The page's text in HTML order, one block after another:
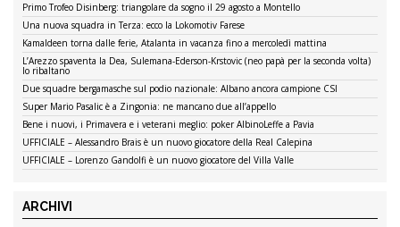
Primo Trofeo Disinberg: triangolare da sogno il 29 agosto a Montello
Una nuova squadra in Terza: ecco la Lokomotiv Farese
Kamaldeen torna dalle ferie, Atalanta in vacanza fino a mercoledì mattina
L’Arezzo spaventa la Dea, Sulemana-Ederson-Krstovic (neo papà per la seconda volta)
lo ribaltano
Due squadre bergamasche sul podio nazionale: Albano ancora campione CSI
Super Mario Pasalic è a Zingonia: ne mancano due all’appello
Bene i nuovi, i Primavera e i veterani meglio: poker AlbinoLeffe a Pavia
UFFICIALE – Alessandro Brais è un nuovo giocatore della Real Calepina
UFFICIALE – Lorenzo Gandolfi è un nuovo giocatore del Villa Valle
ARCHIVI